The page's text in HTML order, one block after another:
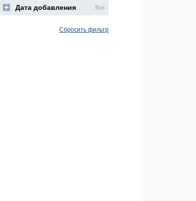
Дата добавления Все
Сбросить фильтр